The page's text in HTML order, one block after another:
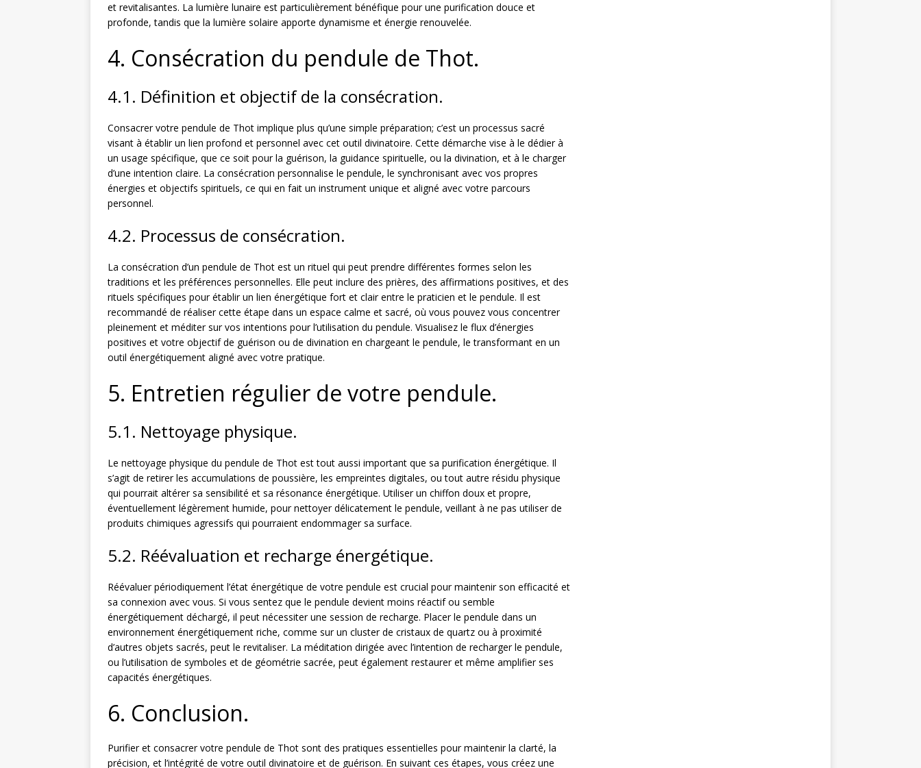
et revitalisantes. La lumière lunaire est particulièrement bénéfique pour une purification douce et
profonde, tandis que la lumière solaire apporte dynamisme et énergie renouvelée.
4. Consécration du pendule de Thot.
4.1. Définition et objectif de la consécration.
Consacrer votre pendule de Thot implique plus qu’une simple préparation; c’est un processus sacré
visant à établir un lien profond et personnel avec cet outil divinatoire. Cette démarche vise à le dédier à
un usage spécifique, que ce soit pour la guérison, la guidance spirituelle, ou la divination, et à le charger
d’une intention claire. La consécration personnalise le pendule, le synchronisant avec vos propres
énergies et objectifs spirituels, ce qui en fait un instrument unique et aligné avec votre parcours
personnel.
4.2. Processus de consécration.
La consécration d’un pendule de Thot est un rituel qui peut prendre différentes formes selon les
traditions et les préférences personnelles. Elle peut inclure des prières, des affirmations positives, et des
rituels spécifiques pour établir un lien énergétique fort et clair entre le praticien et le pendule. Il est
recommandé de réaliser cette étape dans un espace calme et sacré, où vous pouvez vous concentrer
pleinement et méditer sur vos intentions pour l’utilisation du pendule. Visualisez le flux d’énergies
positives et votre objectif de guérison ou de divination en chargeant le pendule, le transformant en un
outil énergétiquement aligné avec votre pratique.
5. Entretien régulier de votre pendule.
5.1. Nettoyage physique.
Le nettoyage physique du pendule de Thot est tout aussi important que sa purification énergétique. Il
s’agit de retirer les accumulations de poussière, les empreintes digitales, ou tout autre résidu physique
qui pourrait altérer sa sensibilité et sa résonance énergétique. Utiliser un chiffon doux et propre,
éventuellement légèrement humide, pour nettoyer délicatement le pendule, veillant à ne pas utiliser de
produits chimiques agressifs qui pourraient endommager sa surface.
5.2. Réévaluation et recharge énergétique.
Réévaluer périodiquement l’état énergétique de votre pendule est crucial pour maintenir son efficacité et
sa connexion avec vous. Si vous sentez que le pendule devient moins réactif ou semble
énergétiquement déchargé, il peut nécessiter une session de recharge. Placer le pendule dans un
environnement énergétiquement riche, comme sur un cluster de cristaux de quartz ou à proximité
d’autres objets sacrés, peut le revitaliser. La méditation dirigée avec l’intention de recharger le pendule,
ou l’utilisation de symboles et de géométrie sacrée, peut également restaurer et même amplifier ses
capacités énergétiques.
6. Conclusion.
Purifier et consacrer votre pendule de Thot sont des pratiques essentielles pour maintenir la clarté, la
précision, et l’intégrité de votre outil divinatoire et de guérison. En suivant ces étapes, vous créez une